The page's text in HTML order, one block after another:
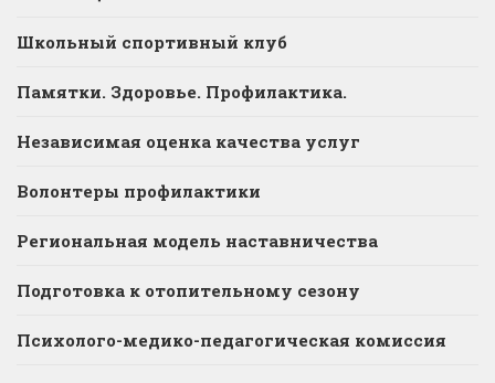
Школьный спортивный клуб
Памятки. Здоровье. Профилактика.
Независимая оценка качества услуг
Волонтеры профилактики
Региональная модель наставничества
Подготовка к отопительному сезону
Психолого-медико-педагогическая комиссия